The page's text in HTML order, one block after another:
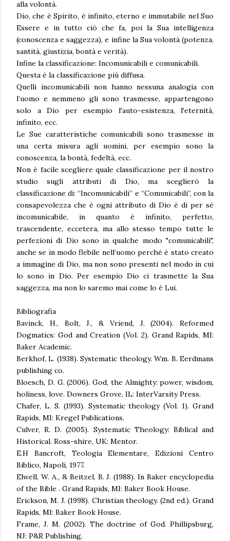
alla volontà.
Dio, che è Spirito, è infinito, eterno e immutabile nel Suo
Essere e in tutto ciò che fa, poi la Sua intelligenza
(conoscenza e saggezza), e infine la Sua volontà (potenza,
santità, giustizia, bontà e verità).
Infine la classificazione: Incomunicabili e comunicabili.
Questa è la classificazione più diffusa.
Quelli incomunicabili non hanno nessuna analogia con
l’uomo e nemmeno gli sono trasmesse, appartengono
solo a Dio per esempio l'auto-esistenza, l'eternità,
infinito, ecc.
Le Sue caratteristiche comunicabili sono trasmesse in
una certa misura agli uomini, per esempio sono la
conoscenza, la bontà, fedeltà, ecc.
Non è facile scegliere quale classificazione per il nostro
studio sugli attributi di Dio, ma sceglierò la
classificazione di: “Incomunicabili” e “Comunicabili”, con la
consapevolezza che è ogni attributo di Dio è di per sé
incomunicabile, in quanto è infinito, perfetto,
trascendente, eccetera, ma allo stesso tempo tutte le
perfezioni di Dio sono in qualche modo "comunicabili",
anche se in modo flebile nell’uomo perché è stato creato
a immagine di Dio, ma non sono presenti nel modo in cui
lo sono in Dio. Per esempio Dio ci trasmette la Sua
saggezza, ma non lo saremo mai come lo è Lui.
Bibliografia
Bavinck, H., Bolt, J., & Vriend, J. (2004). Reformed
Dogmatics: God and Creation (Vol. 2). Grand Rapids, MI:
Baker Academic.
Berkhof, L. (1938). Systematic theology. Wm. B. Eerdmans
publishing co.
Bloesch, D. G. (2006). God, the Almighty: power, wisdom,
holiness, love. Downers Grove, IL: InterVarsity Press.
Chafer, L. S. (1993). Systematic theology (Vol. 1). Grand
Rapids, MI: Kregel Publications.
Culver, R. D. (2005). Systematic Theology: Biblical and
Historical. Ross-shire, UK: Mentor.
E.H Bancroft, Teologia Elementare, Edizioni Centro
Biblico, Napoli, 1977.
Elwell, W. A., & Beitzel, B. J. (1988). In Baker encyclopedia
of the Bible . Grand Rapids, MI: Baker Book House.
Erickson, M. J. (1998). Christian theology. (2nd ed.). Grand
Rapids, MI: Baker Book House.
Frame, J. M. (2002). The doctrine of God. Phillipsburg,
NJ: P&R Publishing.